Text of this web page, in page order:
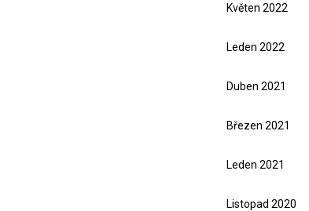
Květen 2022
Leden 2022
Duben 2021
Březen 2021
Leden 2021
Listopad 2020